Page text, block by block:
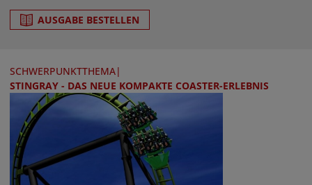
AUSGABE BESTELLEN
SCHWERPUNKTTHEMA|
STINGRAY - DAS NEUE KOMPAKTE COASTER-ERLEBNIS